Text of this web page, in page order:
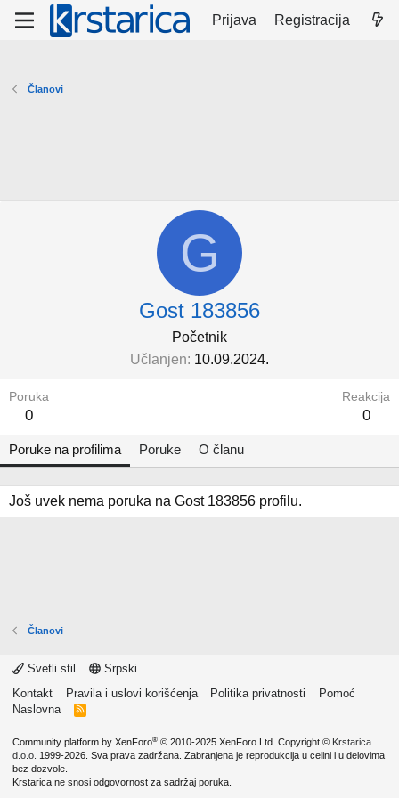
Prijava Registracija
Članovi
G
Gost 183856
Početnik
Učlanjen 10.09.2024.
Poruka
0
Reakcija
0
Poruke na profilima Poruke O članu
Još uvek nema poruka na Gost 183856 profilu.
Članovi
Svetli stil
Srpski
Kontakt
Pravila i uslovi korišćenja Politika privatnosti
Pomoć
Naslovna
R
Community platform by XenForo® © 2010-2025 XenForo Ltd. Copyright © Krstarica
d.o.o. 1999-2026. Sva prava zadržana. Zabranjena je reprodukcija u celini i u delovima
bez dozvole.
Krstarica ne snosi odgovornost za sadržaj poruka.